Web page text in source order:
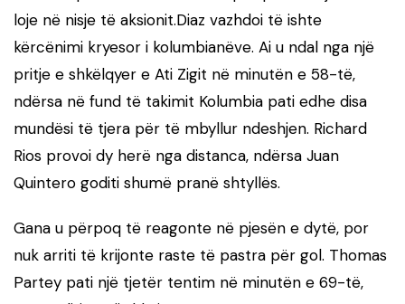
loje në nisje të aksionit.Diaz vazhdoi të ishte
kërcënimi kryesor i kolumbianëve. Ai u ndal nga një
pritje e shkëlqyer e Ati Zigit në minutën e 58-të,
ndërsa në fund të takimit Kolumbia pati edhe disa
mundësi të tjera për të mbyllur ndeshjen. Richard
Rios provoi dy herë nga distanca, ndërsa Juan
Quintero goditi shumë pranë shtyllës.
Gana u përpoq të reagonte në pjesën e dytë, por
nuk arriti të krijonte raste të pastra për gol. Thomas
Partey pati një tjetër tentim në minutën e 69-të,